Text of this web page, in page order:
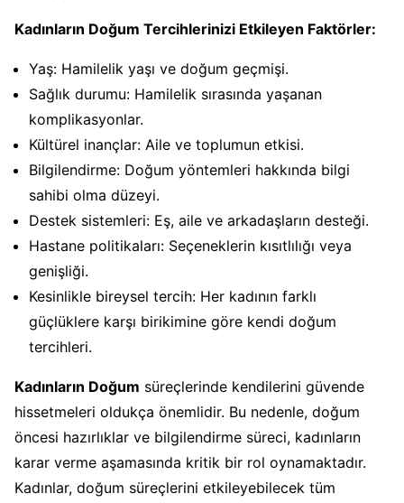
Kadınların Doğum Tercihlerinizi Etkileyen Faktörler:
Yaş: Hamilelik yaşı ve doğum geçmişi.
Sağlık durumu: Hamilelik sırasında yaşanan
komplikasyonlar.
Kültürel inançlar: Aile ve toplumun etkisi.
Bilgilendirme: Doğum yöntemleri hakkında bilgi
sahibi olma düzeyi.
Destek sistemleri: Eş, aile ve arkadaşların desteği.
Hastane politikaları: Seçeneklerin kısıtlılığı veya
genişliği.
Kesinlikle bireysel tercih: Her kadının farklı
güçlüklere karşı birikimine göre kendi doğum
tercihleri.
Kadınların Doğum süreçlerinde kendilerini güvende
hissetmeleri oldukça önemlidir. Bu nedenle, doğum
öncesi hazırlıklar ve bilgilendirme süreci, kadınların
karar verme aşamasında kritik bir rol oynamaktadır.
Kadınlar, doğum süreçlerini etkileyebilecek tüm